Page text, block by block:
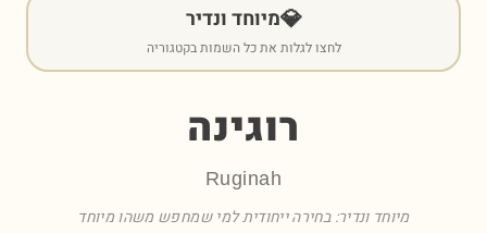
💎מיוחד ונדיר
לחצו לגלות את כל השמות בקטגוריה
רוגינה
Ruginah
מיוחד ונדיר: בחירה ייחודית למי שמחפש משהו מיוחד